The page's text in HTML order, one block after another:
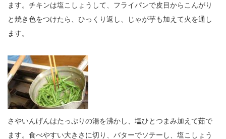
ます。チキンは塩こしょうして、フライパンで皮目からこんがり
と焼き色をつけたら、ひっくり返し、じゃが芋も加えて火を通し
ます。
さやいんげんはたっぷりの湯を沸かし、塩ひとつまみ加えて茹で
ます。食べやすい大きさに切り、バターでソテーし、塩こしょう